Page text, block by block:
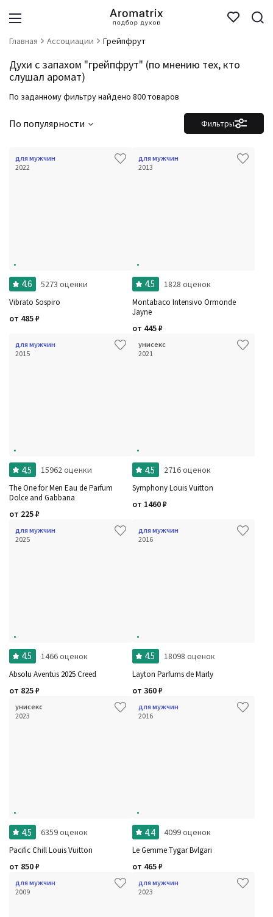
Главная Ассоциации Грейпфрут
Духи с запахом "грейпфрут" (по мнению тех, кто
слушал аромат)
По заданному фильтру найдено 800 товаров
Фильтры
По популярности
для мужчин
2022
4.6 5273 оценки
Vibrato Sospiro
от 485₽
для мужчин
2013
4.5 1828 оценок
Montabaco Intensivo Ormonde
Jayne
от 445₽
для мужчин
2015
4.5 15962 оценки
The One for Men Eau de Parfum
Dolce and Gabbana
от 225₽
унисекс
2021
4.5 2716 оценок
Symphony Louis Vuitton
от 1460₽
для мужчин
2025
4.5 1466 оценок
Absolu Aventus 2025 Creed
от 825₽
для мужчин
2016
4.5 18098 оценок
Layton Parfums de Marly
от 360₽
унисекс
2023
4.5 6359 оценок
Pacific Chill Louis Vuitton
от 850₽
для мужчин
2016
4.4 4099 оценок
Le Gemme Tygar Bvlgari
от 465₽
для мужчин
2009
для мужчин
2023